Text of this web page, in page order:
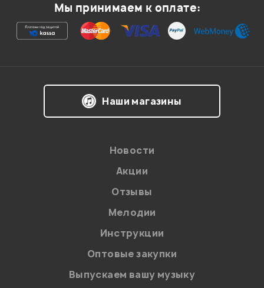
Мы принимаем к оплате:
Наши магазины
Новости
Акции
Отзывы
Мелодии
Инструкции
Оптовые закупки
Выпускаем вашу музыку